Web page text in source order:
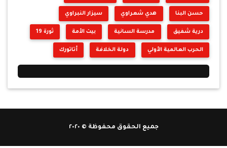
حسن البنا هدي شعراوي سيزار النبراوي
درية شفيق مدرسة السانية بيت الأمة ثورة 19
الحرب العالمية الأولي دولة الخلافة أتاتورك
جميع الحقوق محفوظة © ٢٠٢٠